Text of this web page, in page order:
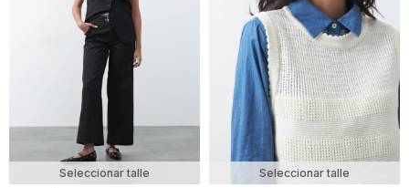
Seleccionar talle Seleccionar talle